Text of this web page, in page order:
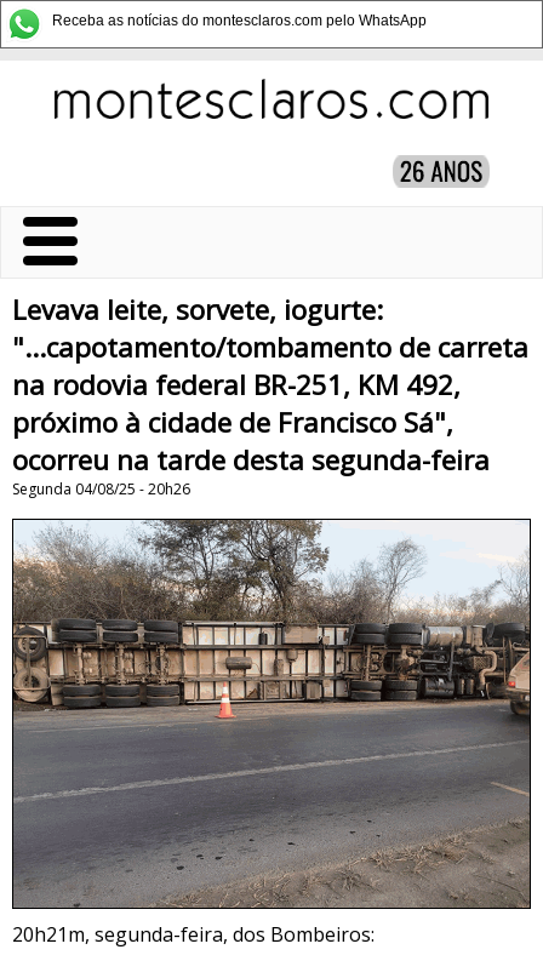
Receba as notícias do montesclaros.com pelo WhatsApp
Levava leite, sorvete, iogurte:
"...capotamento/tombamento de carreta
na rodovia federal BR-251, KM 492,
próximo à cidade de Francisco Sá",
ocorreu na tarde desta segunda-feira
Segunda 04/08/25 - 20h26
20h21m, segunda-feira, dos Bombeiros: